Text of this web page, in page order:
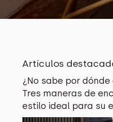
Artículos
¿No sabe por dónde
Tres maneras de
estilo ideal para su